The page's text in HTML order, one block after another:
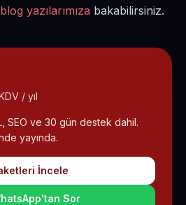
blog yazılarımıza bakabilirsiniz.
/ yıl
SEO ve 30 gün destek dahil.
yayında.
İncele
Sor